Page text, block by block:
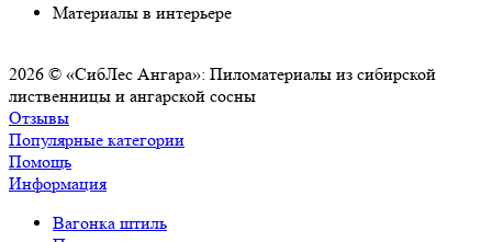
Материалы в интерьере
2026 © «СибЛес Ангара»: Пиломатериалы из сибирской
лиственницы и ангарской сосны
Отзывы
Популярные категории
Помощь
Информация
Вагонка штиль